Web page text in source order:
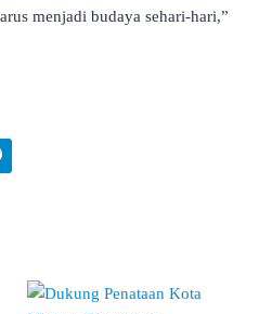
menjadi budaya sehari-hari,”